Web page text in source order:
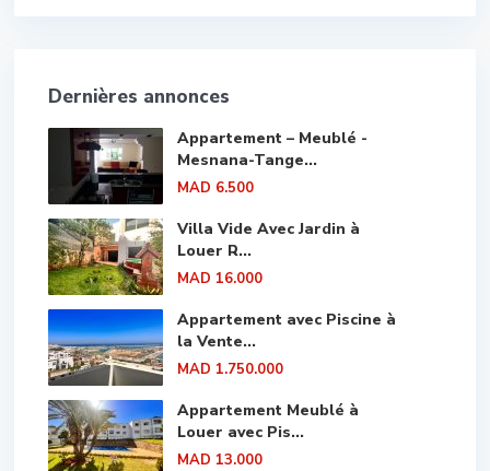
Dernières annonces
Appartement – Meublé -
Mesnana-Tange...
MAD 6.500
Villa Vide Avec Jardin à
Louer R...
MAD 16.000
Appartement avec Piscine à
la Vente...
MAD 1.750.000
Appartement Meublé à
Louer avec Pis...
MAD 13.000